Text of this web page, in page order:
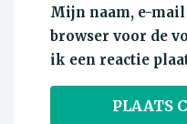
Mijn naam, e-
browser voor de
ik een reactie